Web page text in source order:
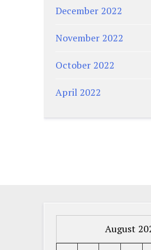
December 2022
November 2022
October 2022
April 2022
August